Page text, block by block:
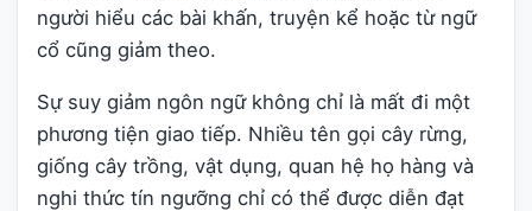
người hiểu các bài khấn, truyện kể hoặc từ ngữ
cổ cũng giảm theo.
Sự suy giảm ngôn ngữ không chỉ là mất đi một
phương tiện giao tiếp. Nhiều tên gọi cây rừng,
giống cây trồng, vật dụng, quan hệ họ hàng và
nghi thức tín ngưỡng chỉ có thể được diễn đạt